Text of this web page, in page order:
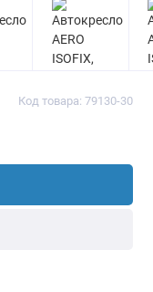
Код товара: 79130-30